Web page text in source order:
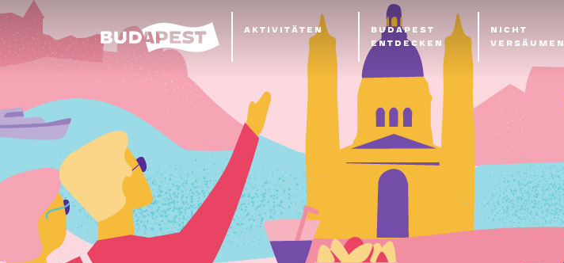
AKTIVITÄTEN
BUDAPEST
ENTDECKEN
NICHT
VERSÄUMEN